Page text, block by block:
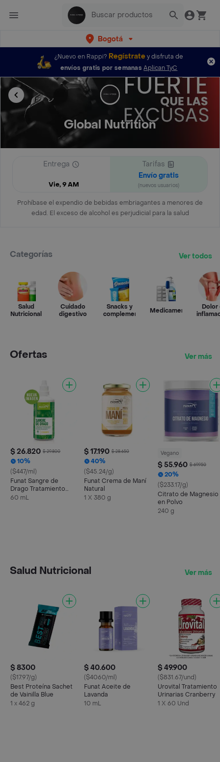
Bogotá
¿Nuevo en Rappi? Regístratey disfruta de
envíos gratis por semanas Aplican TyC
Global Nutrition
Entrega
Vie, 9 AM
Tarifas
Envío gratis
(nuevos usuarios)
Prohíbase el expendio de bebidas embriagantes a menores de
edad. El exceso de alcohol es perjudicial para la salud
Categorías Ver todos
Salud
Nutricional
Cuidado
digestivo
Snacks y
complementos
Medicamentos
Dolor
Ofertas Ver más
$ 26.820 $ 29.800
10%
($447/ml)
Funat Sangre de
Drago Tratamiento
Ulceras
60 mL
$ 17.190 $ 28.650
40%
($45.24/g)
Funat Crema de Maní
Natural
1 X 380 g
Vegano
$ 55.960 $ 69.950
20%
($233.17/g)
Citrato de Magnesio
en Polvo
240 g
Salud Nutricional Ver más
$ 8300
($17.97/g)
Best Proteína Sachet
de Vainilla Blue
1 x 462 g
$ 40.600
($4060/ml)
Funat Aceite de
Lavanda
10 mL
$ 49.900
($831.67/und)
Urovital Tratamiento
Urinarias Cranberry
1 X 60 Und